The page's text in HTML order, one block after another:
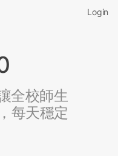
Login
全校師生
每天穩定